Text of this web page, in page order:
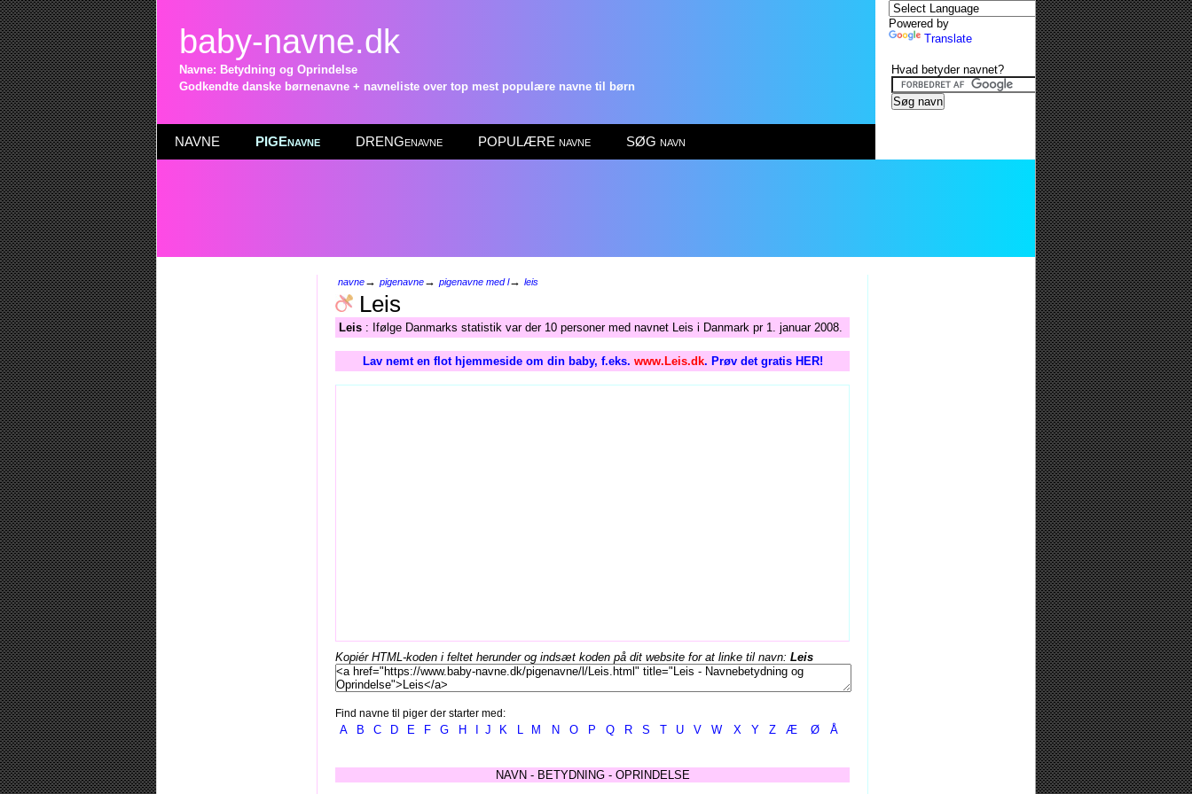
baby-navne.dk
Navne: Betydning og Oprindelse
Godkendte danske børnenavne + navneliste over top mest populære navne til børn
NAVNE PIGEnavne DRENGenavne POPULÆRE navne SØG navn
navne→ pigenavne→ pigenavne med l→ leis
Leis
Leis : Ifølge Danmarks statistik var der 10 personer med navnet Leis i Danmark pr 1. januar 2008.
Lav nemt en flot hjemmeside om din baby, f.eks. www.Leis.dk. Prøv det gratis HER!
Kopiér HTML-koden i feltet herunder og indsæt koden på dit website for at linke til navn: Leis
Find navne til piger der starter med:
A B C D E F G H J K L M N O P Q R S T U V W X Y Z Æ Ø Å
NAVN - BETYDNING - OPRINDELSE
Powered by
Translate
Hvad betyder navnet?